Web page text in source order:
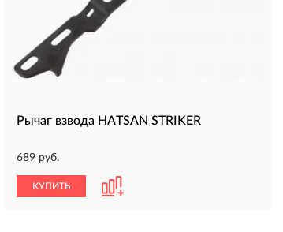
Рычаг взвода HATSAN STRIKER
689 руб.
КУПИТЬ